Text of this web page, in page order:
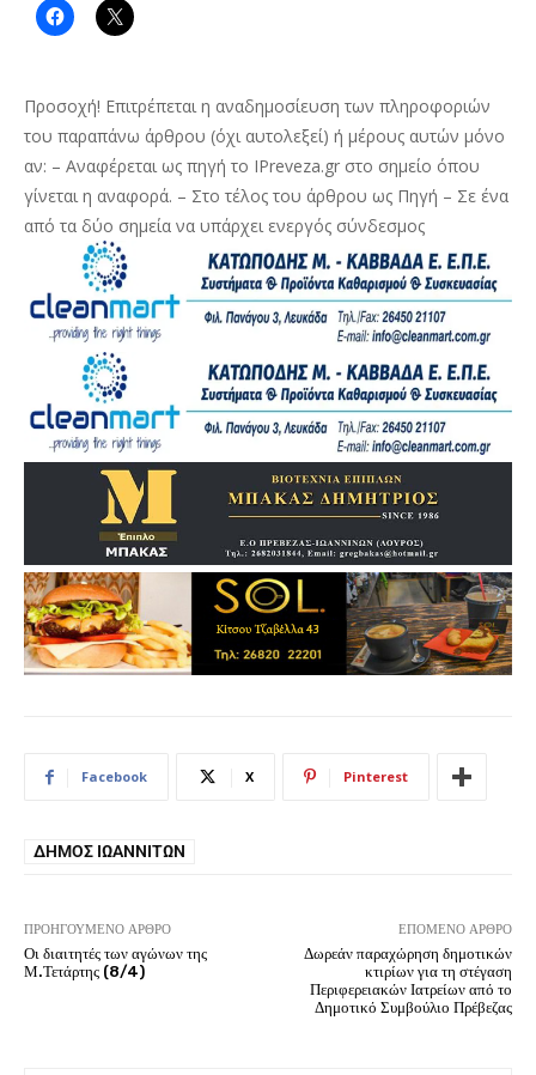
Προσοχή! Επιτρέπεται η αναδημοσίευση των πληροφοριών
του παραπάνω άρθρου (όχι αυτολεξεί) ή μέρους αυτών μόνο
αν: – Αναφέρεται ως πηγή το IPreveza.gr στο σημείο όπου
γίνεται η αναφορά. – Στο τέλος του άρθρου ως Πηγή – Σε ένα
από τα δύο σημεία να υπάρχει ενεργός σύνδεσμος
Facebook X Pinterest
ΔΉΜΟΣ ΙΩΑΝΝΙΤΏΝ
ΠΡΟΗΓΟΎΜΕΝΟ ΆΡΘΡΟ
Οι διαιτητές των αγώνων της
Μ.Τετάρτης (8/4)
ΕΠΌΜΕΝΟ ΆΡΘΡΟ
Δωρεάν παραχώρηση δημοτικών
κτιρίων για τη στέγαση
Περιφερειακών Ιατρείων από το
Δημοτικό Συμβούλιο Πρέβεζας